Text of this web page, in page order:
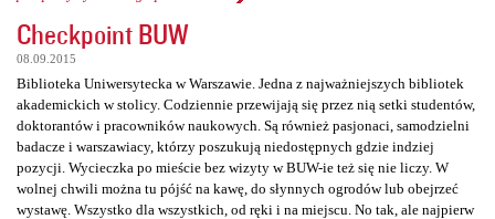
Checkpoint BUW
08.09.2015
Biblioteka Uniwersytecka w Warszawie. Jedna z najważniejszych bibliotek
akademickich w stolicy. Codziennie przewijają się przez nią setki studentów,
doktorantów i pracowników naukowych. Są również pasjonaci, samodzielni
badacze i warszawiacy, którzy poszukują niedostępnych gdzie indziej
pozycji. Wycieczka po mieście bez wizyty w BUW-ie też się nie liczy. W
wolnej chwili można tu pójść na kawę, do słynnych ogrodów lub obejrzeć
wystawę. Wszystko dla wszystkich, od ręki i na miejscu. No tak, ale najpierw